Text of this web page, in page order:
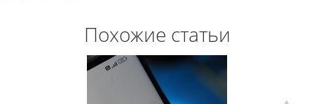
Похожие статьи